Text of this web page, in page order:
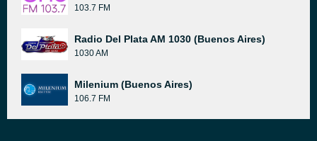
103.7 FM
Radio Del Plata AM 1030 (Buenos Aires)
1030 AM
Milenium (Buenos Aires)
106.7 FM